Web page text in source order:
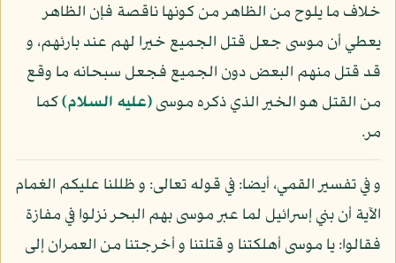
خلاف ما يلوح من الظاهر من كونها ناقصة فإن الظاهر
يعطي أن موسى جعل قتل الجميع خيرا لهم عند بارئهم، و
قد قتل منهم البعض دون الجميع فجعل سبحانه ما وقع
من القتل هو الخير الذي ذكره موسى(عليه السلام)كما
مر.
و في تفسير القمي، أيضا: في قوله تعالى: و ظللنا عليكم الغمام
الآية أن بني إسرائيل لما عبر موسى بهم البحر نزلوا في مفازة
فقالوا: يا موسى أهلكتنا و قتلتنا و أخرجتنا من العمران إلى